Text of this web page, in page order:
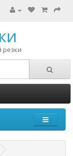
резки